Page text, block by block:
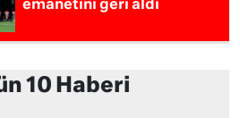
emanetini geri aldı
10 Haberi